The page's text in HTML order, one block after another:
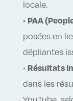
locale.
• PAA
posées en
dépliantes
• Résultats
dans les